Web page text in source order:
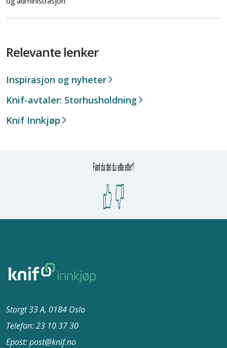
Relevante lenker
Inspirasjon og nyheter
Knif-avtaler: Storhusholdning
Knif Innkjøp
Storgt 33 A, 0184 Oslo
Telefon: 23 10 37​ 30
Epost: post@knif.no